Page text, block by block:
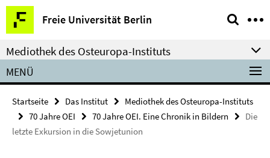
Springe
direkt
zu
Inhalt
Freie Universität Berlin
Service-
Navigation
Mediothek des Osteuropa-Instituts
MENÜ
Startseite Das Institut
Mediothek des Osteuropa-Instituts
70 Jahre OEI
70 Jahre OEI. Eine Chronik in Bildern
Die
letzte Exkursion in die Sowjetunion